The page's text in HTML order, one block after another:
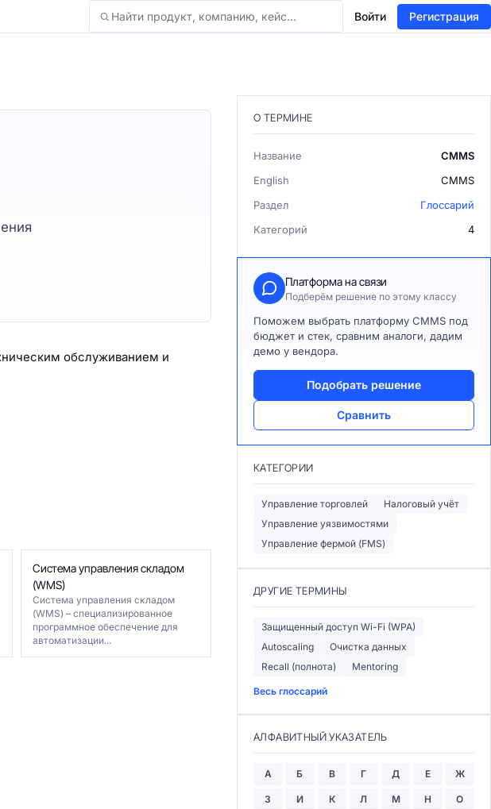
Найти Войти Регистрация
обслуживанием и
Система управления складом
(WMS)
Система управления складом
(WMS) – специализированное
программное обеспечение для
автоматизации...
О ТЕРМИНЕ
Название
CMMS
English
CMMS
Раздел
Глоссарий
Категорий
4
Платформа на связи
Подберём решение по этому классу
Поможем выбрать платформу CMMS под
бюджет и стек, сравним аналоги, дадим
демо у вендора.
Подобрать решение
Сравнить
КАТЕГОРИИ
Управление торговлей
Налоговый учёт
Управление уязвимостями
Управление фермой (FMS)
ДРУГИЕ ТЕРМИНЫ
Защищенный доступ Wi-Fi (WPA)
Autoscaling
Очистка данных
Recall (полнота)
Mentoring
Весь глоссарий
АЛФАВИТНЫЙ УКАЗАТЕЛЬ
А Б В Г Д Е Ж
З И К Л М Н О